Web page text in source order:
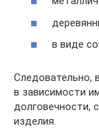
в виде
Следовательно,
в зависимости
долговечности,
изделия.